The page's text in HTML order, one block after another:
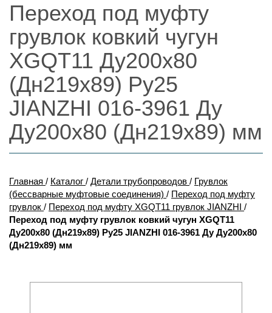
Переход под муфту
грувлок ковкий чугун
XGQT11 Ду200х80
(Дн219х89) Ру25
JIANZHI 016-3961 Ду
Ду200х80 (Дн219х89) мм
Главная / Каталог / Детали трубопроводов / Грувлок
(бессварные муфтовые соединения) / Переход под муфту
грувлок / Переход под муфту XGQT11 грувлок JIANZHI /
Переход под муфту грувлок ковкий чугун XGQT11
Ду200х80 (Дн219х89) Ру25 JIANZHI 016-3961 Ду Ду200х80
(Дн219х89) мм